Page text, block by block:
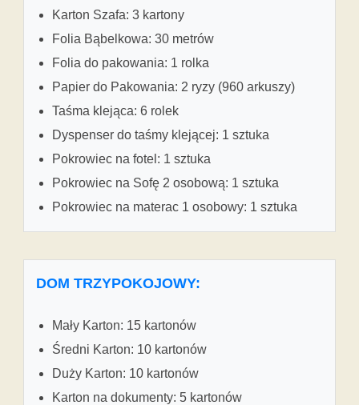
Karton Szafa: 3 kartony
Folia Bąbelkowa: 30 metrów
Folia do pakowania: 1 rolka
Papier do Pakowania: 2 ryzy (960 arkuszy)
Taśma klejąca: 6 rolek
Dyspenser do taśmy klejącej: 1 sztuka
Pokrowiec na fotel: 1 sztuka
Pokrowiec na Sofę 2 osobową: 1 sztuka
Pokrowiec na materac 1 osobowy: 1 sztuka
DOM TRZYPOKOJOWY:
Mały Karton: 15 kartonów
Średni Karton: 10 kartonów
Duży Karton: 10 kartonów
Karton na dokumenty: 5 kartonów